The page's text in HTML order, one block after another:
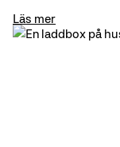
Läs mer